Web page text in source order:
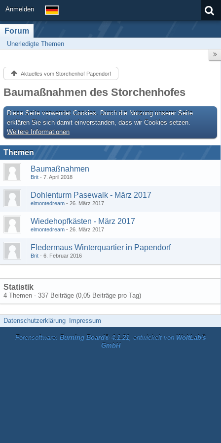
Anmelden
Forum
Unerledigte Themen
Aktuelles vom Storchenhof Papendorf
Baumaßnahmen des Storchenhofes
Diese Seite verwendet Cookies. Durch die Nutzung unserer Seite
erklären Sie sich damit einverstanden, dass wir Cookies setzen.
Weitere Informationen
Themen
Baumaßnahmen
Brit 7. April 2018
Dohlenturm Pasewalk - März 2017
elmontedream 26. März 2017
Wiedehopfkästen - März 2017
elmontedream 26. März 2017
Fledermaus Winterquartier in Papendorf
Brit 6. Februar 2016
Statistik
4 Themen - 337 Beiträge (0,05 Beiträge pro Tag)
Datenschutzerklärung Impressum
Forensoftware: Burning Board® 4.1.21, entwickelt von WoltLab®
GmbH